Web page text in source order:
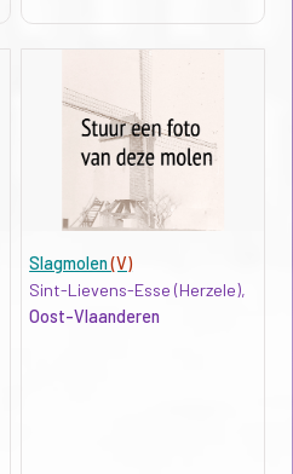
Slagmolen(V)
Sint-Lievens-Esse (Herzele),
Oost-Vlaanderen